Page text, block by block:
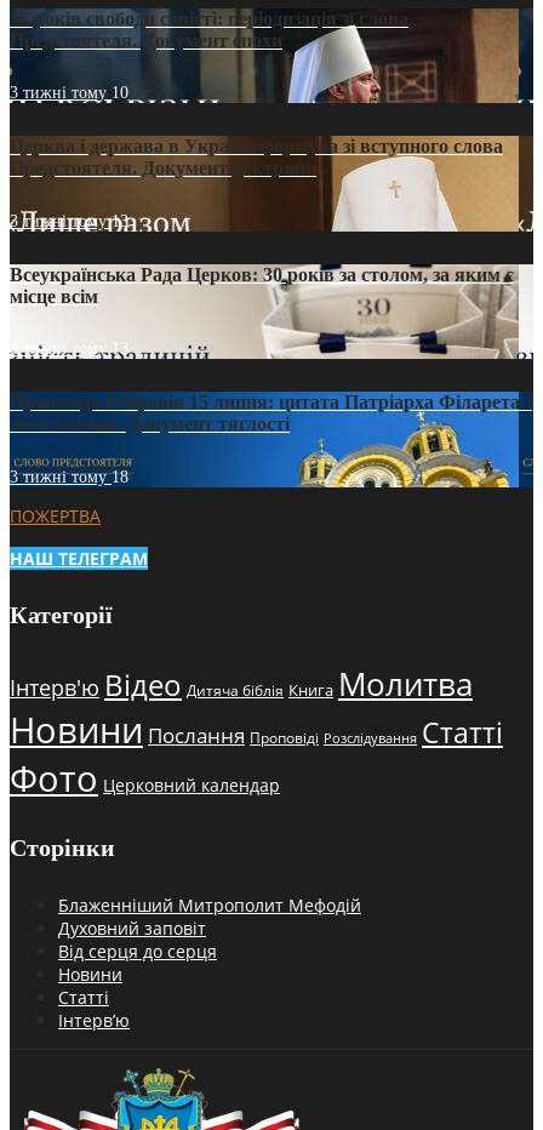
35 років свободи совісті: періодизація зі слова
Предстоятеля. Документ епохи
3 тижні тому 10
Церква і держава в Україні: формула зі вступного слова
Предстоятеля. Документ доктрини
3 тижні тому13
Всеукраїнська Рада Церков: 30 років за столом, за яким є
місце всім
3 тижні тому13
Проповідь Епіфанія 15 липня: цитата Патріарха Філарета з
його амвона. Документ тяглості
3 тижні тому18
ПОЖЕРТВА
НАШ ТЕЛЕГРАМ
Категорії
Інтерв'ю Відео Дитяча біблія Книга Молитва
Новини Послання Проповіді Розслідування Статті
Фото Церковний календар
Сторінки
Блаженніший Митрополит Мефодій
Духовний заповіт
Від серця до серця
Новини
Статті
Інтерв’ю